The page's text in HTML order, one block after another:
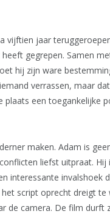
vijftien jaar
gegrepen. Samen
hij zijn ware
verrassen, maar
plaats een toegankelijke
maken. Adam is
liefst uitpraat.
interessante invalshoek
script oprecht dreigt
de camera. De film durft